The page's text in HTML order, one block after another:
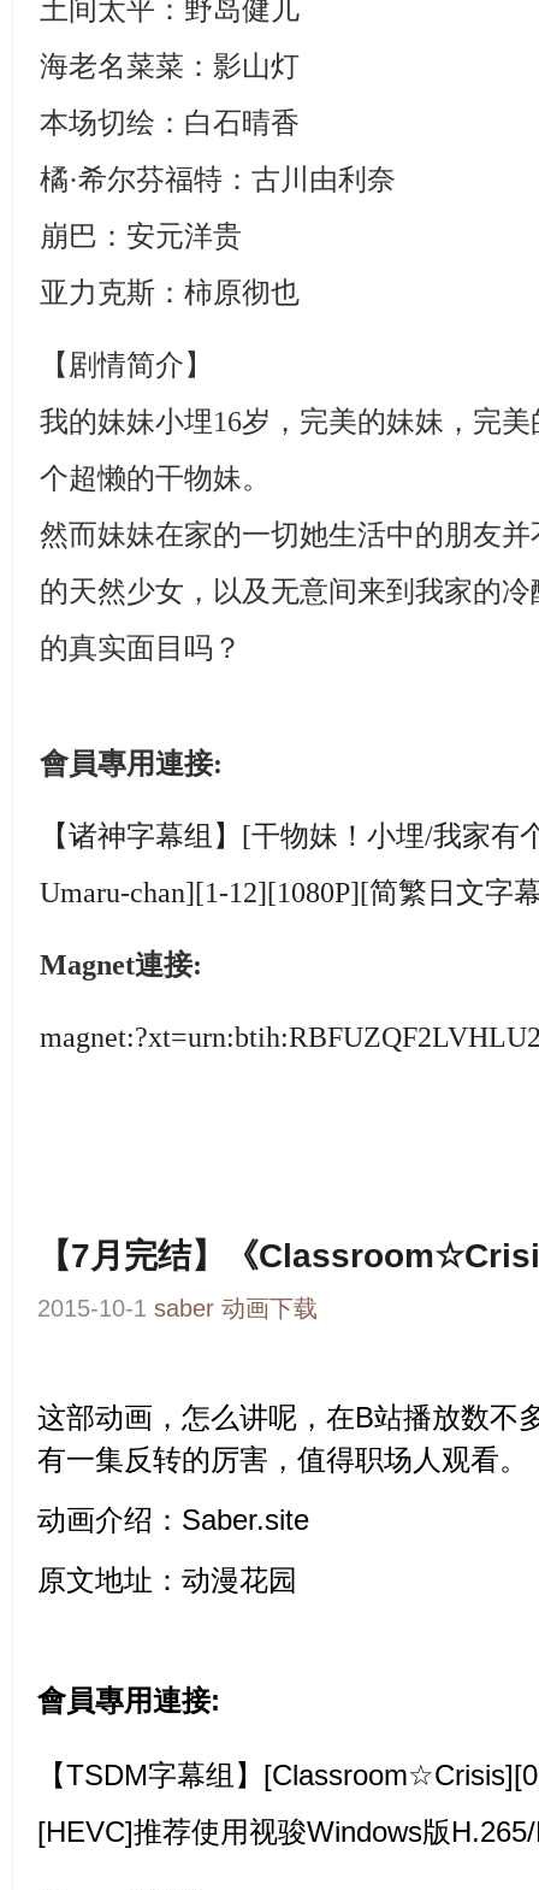
土间太平：野岛健儿
海老名菜菜：影山灯
本场切绘：白石晴香
橘·希尔芬福特：古川由利奈
崩巴：安元洋贵
亚力克斯：柿原彻也
【剧情简介】
我的妹妹小埋16岁，完美的妹妹，完
个超懒的干物妹。
然而妹妹在家的一切她生活中的朋友
的天然少女，以及无意间来到我家的
的真实面目吗？
會員專用連接:
【诸神字幕组】[干物妹！小埋/我家有
Umaru-chan][1-12][1080P][简繁日文字
Magnet連接:
【7月完结】《
2015-10-1 saber 动画下载
这部动画，怎么讲呢，在B站播放数不
有一集反转的厉害，值得职场人观看。
动画介绍： Saber.site
原文地址： 动漫花园
會員專用連接:
【TSDM字幕组】
[HEVC]推荐使用视骏Windows版